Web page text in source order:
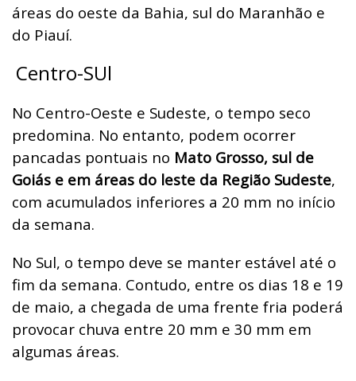
áreas do oeste da Bahia, sul do Maranhão e
do Piauí.
Centro-SUl
No Centro-Oeste e Sudeste, o tempo seco
predomina. No entanto, podem ocorrer
pancadas pontuais no Mato Grosso, sul de
Goiás e em áreas do leste da Região Sudeste,
com acumulados inferiores a 20 mm no início
da semana.
No Sul, o tempo deve se manter estável até o
fim da semana. Contudo, entre os dias 18 e 19
de maio, a chegada de uma frente fria poderá
provocar chuva entre 20 mm e 30 mm em
algumas áreas.